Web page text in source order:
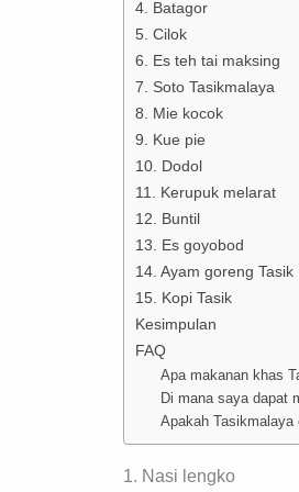
4. Batagor
5. Cilok
6. Es teh tai maksing
7. Soto Tasikmalaya
8. Mie kocok
9. Kue pie
10. Dodol
11. Kerupuk melarat
12. Buntil
13. Es goyobod
14. Ayam goreng Tasik
15. Kopi Tasik
Kesimpulan
FAQ
Apa makanan khas
Di mana saya dapat
Apakah
1. Nasi lengko